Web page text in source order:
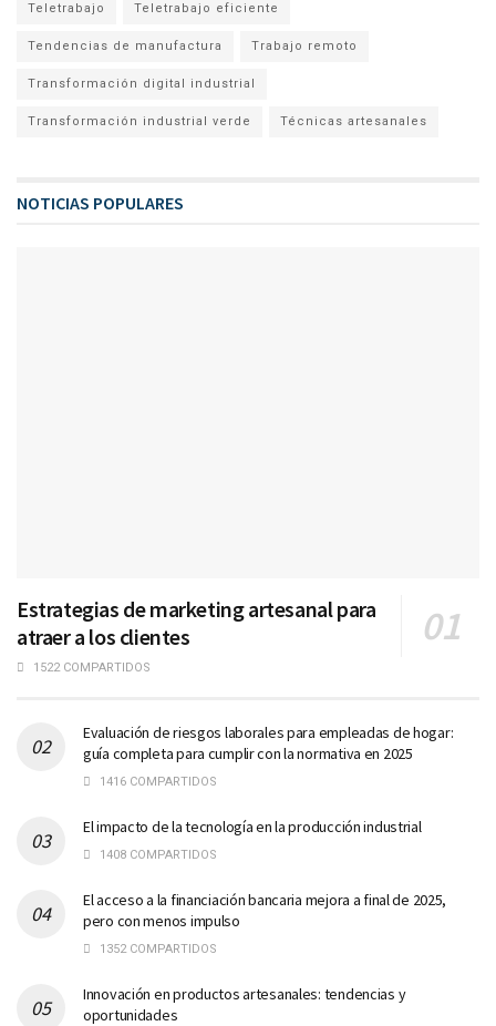
Teletrabajo Teletrabajo eficiente
Tendencias de manufactura Trabajo remoto
Transformación digital industrial
Transformación industrial verde Técnicas artesanales
NOTICIAS POPULARES
Estrategias de marketing artesanal para
atraer a los clientes
1522 COMPARTIDOS
Evaluación de riesgos laborales para empleadas de hogar:
guía completa para cumplir con la normativa en 2025
1416 COMPARTIDOS
El impacto de la tecnología en la producción industrial
1408 COMPARTIDOS
El acceso a la financiación bancaria mejora a final de 2025,
pero con menos impulso
1352 COMPARTIDOS
Innovación en productos artesanales: tendencias y
oportunidades